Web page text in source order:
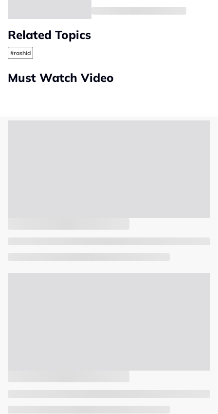
Related Topics
#rashid
Must Watch Video